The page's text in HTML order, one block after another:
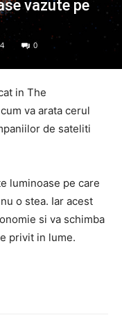
vazute pe
0
in The
va arata cerul
de sateliti
luminoase pe care
o stea. Iar acest
si va schimba
privit in lume.